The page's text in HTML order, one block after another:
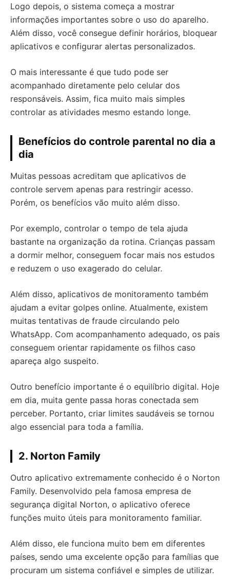
Logo depois, o sistema começa a mostrar
informações importantes sobre o uso do aparelho.
Além disso, você consegue definir horários, bloquear
aplicativos e configurar alertas personalizados.
O mais interessante é que tudo pode ser
acompanhado diretamente pelo celular dos
responsáveis. Assim, fica muito mais simples
controlar as atividades mesmo estando longe.
Benefícios do controle parental no dia a
dia
Muitas pessoas acreditam que aplicativos de
controle servem apenas para restringir acesso.
Porém, os benefícios vão muito além disso.
Por exemplo, controlar o tempo de tela ajuda
bastante na organização da rotina. Crianças passam
a dormir melhor, conseguem focar mais nos estudos
e reduzem o uso exagerado do celular.
Além disso, aplicativos de monitoramento também
ajudam a evitar golpes online. Atualmente, existem
muitas tentativas de fraude circulando pelo
WhatsApp. Com acompanhamento adequado, os pais
conseguem orientar rapidamente os filhos caso
apareça algo suspeito.
Outro benefício importante é o equilíbrio digital. Hoje
em dia, muita gente passa horas conectada sem
perceber. Portanto, criar limites saudáveis se tornou
algo essencial para toda a família.
2. Norton Family
Outro aplicativo extremamente conhecido é o Norton
Family. Desenvolvido pela famosa empresa de
segurança digital Norton, o aplicativo oferece
funções muito úteis para monitoramento familiar.
Além disso, ele funciona muito bem em diferentes
países, sendo uma excelente opção para famílias que
procuram um sistema confiável e simples de utilizar.